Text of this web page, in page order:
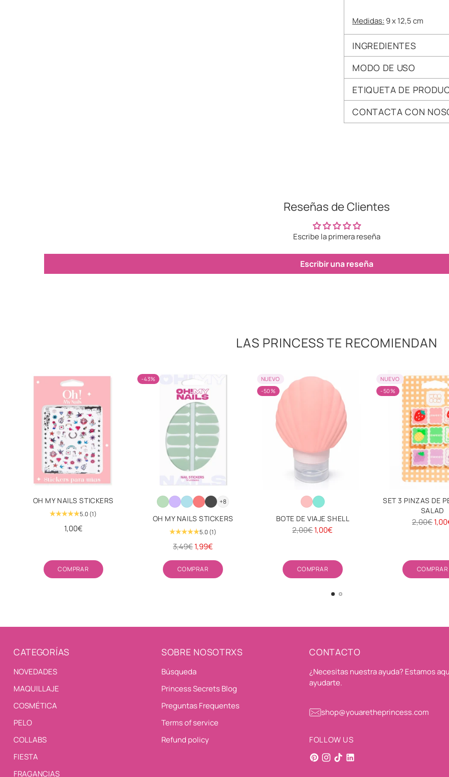
Medidas: 9 x 12,5 cm
INGREDIENTES
MODO DE USO
ETIQUETA DE
CONTACTA CON
Reseñas de Clientes
Escribe la primera reseña
Escribir una reseña
LAS PRINCESS TE RECOMIENDAN
OH MY NAILS STICKERS
5.0 (1)
1,00€
COMPRAR
Cantidad
-43%
+8
OH MY NAILS STICKERS
5.0 (1)
Precio
3,49€1,99€
COMPRAR
Cantidad
NUEVO
-50%
BOTE DE VIAJE SHELL
Precio
2,00€1,00€
COMPRAR
Cantidad
NUEVO
-50%
SET 3 PINZAS DE
SALAD
Precio
2,00€
COMPRAR
CATEGORÍAS
NOVEDADES
MAQUILLAJE
COSMÉTICA
PELO
COLLABS
FIESTA
FRAGANCIAS
SOBRE NOSOTRXS
Búsqueda
Princess Secrets Blog
Preguntas Frequentes
Terms of service
Refund policy
CONTACTO
¿Necesitas nuestra ayuda? Estamos
ayudarte.
shop@youaretheprincess.com
FOLLOW US